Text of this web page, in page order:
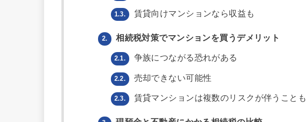
1.3. 賃貸向けマンションなら収益も
2. 相続税対策でマンションを買うデメリット
2.1. 争族につながる恐れがある
2.2. 売却できない可能性
2.3. 賃貸マンションは複数のリスクが伴うことも